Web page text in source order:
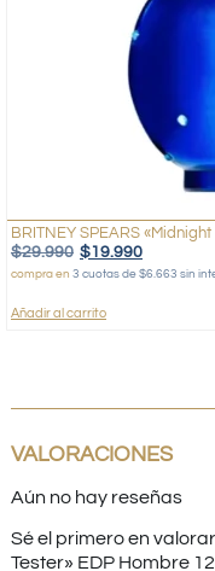
BRITNEY SPEARS
$29.990 $19.990
compra en 3 cuotas de $6.663 sin
Añadir al carrito
VALORACIONES
Aún no hay reseñas
Sé el primero en
Tester» EDP Hombre